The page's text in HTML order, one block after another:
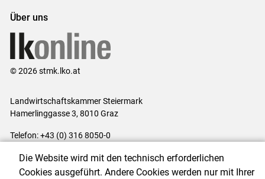
Über uns
© 2026 stmk.lko.at
Landwirtschaftskammer Steiermark
Hamerlinggasse 3, 8010 Graz
Telefon: +43 (0) 316 8050-0
Impressum|Kontakt|Datenschutzerklärung|Barrierefreiheit|
Die Website wird mit den technisch erforderlichen
Cookies ausgeführt. Andere Cookies werden nur mit Ihrer